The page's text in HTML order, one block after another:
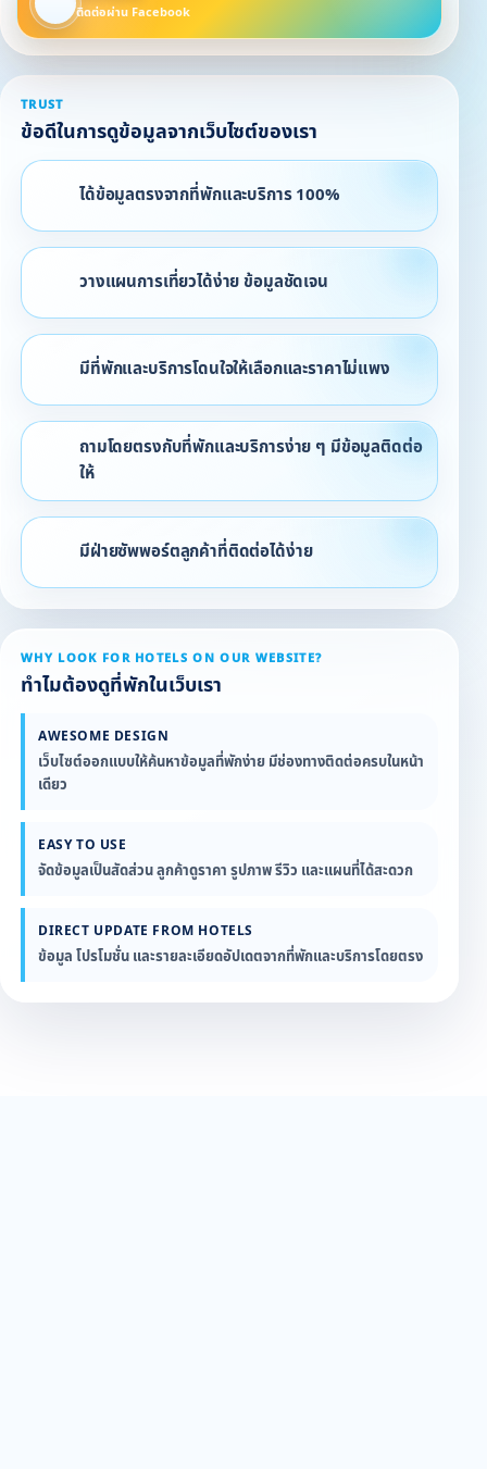
ติดต่อผ่าน Facebook
TRUST
ข้อดีในการดูข้อมูลจากเว็บไซต์ของเรา
ได้ข้อมูลตรงจากที่พักและบริการ 100%
วางแผนการเที่ยวได้ง่าย ข้อมูลชัดเจน
มีที่พักและบริการโดนใจให้เลือกและราคาไม่แพง
ถามโดยตรงกับที่พักและบริการง่าย ๆ มีข้อมูลติดต่อ
ให้
มีฝ่ายซัพพอร์ตลูกค้าที่ติดต่อได้ง่าย
WHY LOOK FOR HOTELS ON OUR WEBSITE?
ทำไมต้องดูที่พักในเว็บเรา
AWESOME DESIGN
เว็บไซต์ออกแบบให้ค้นหาข้อมูลที่พักง่าย มีช่องทางติดต่อครบในหน้า
เดียว
EASY TO USE
จัดข้อมูลเป็นสัดส่วน ลูกค้าดูราคา รูปภาพ รีวิว และแผนที่ได้สะดวก
DIRECT UPDATE FROM HOTELS
ข้อมูล โปรโมชั่น และรายละเอียดอัปเดตจากที่พักและบริการโดยตรง